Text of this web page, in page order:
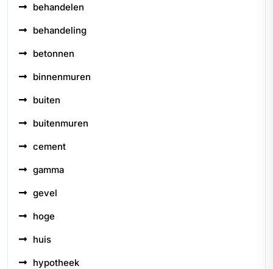
behandelen
behandeling
betonnen
binnenmuren
buiten
buitenmuren
cement
gamma
gevel
hoge
huis
hypotheek